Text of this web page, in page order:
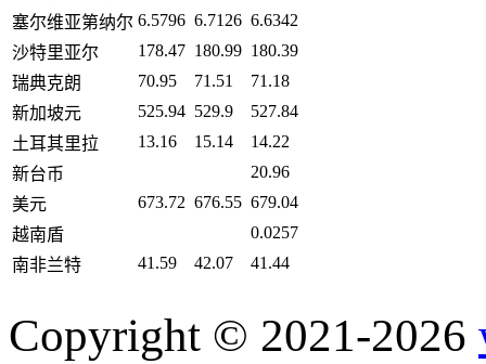
塞尔维亚第纳尔 6.5796 6.7126 6.6342
沙特里亚尔
178.47 180.99 180.39
瑞典克朗
70.95 71.51
71.18
新加坡元
525.94 529.9
527.84
土耳其里拉
13.16 15.14
14.22
新台币
20.96
美元
673.72 676.55 679.04
越南盾
0.0257
南非兰特
41.59 42.07 41.44
Copyright © 2021-2026